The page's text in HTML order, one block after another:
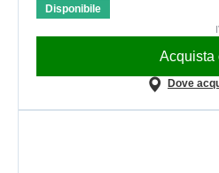
Disponibile
Acquista
Dove